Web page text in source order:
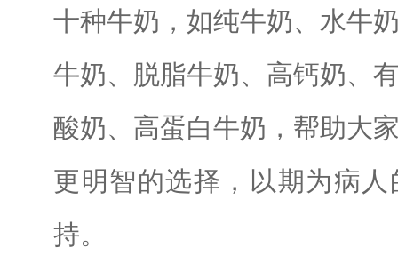
十种牛奶，如纯牛奶、水牛
牛奶、脱脂牛奶、高钙奶、
酸奶、高蛋白牛奶，帮助大
更明智的选择，以期为病
持。